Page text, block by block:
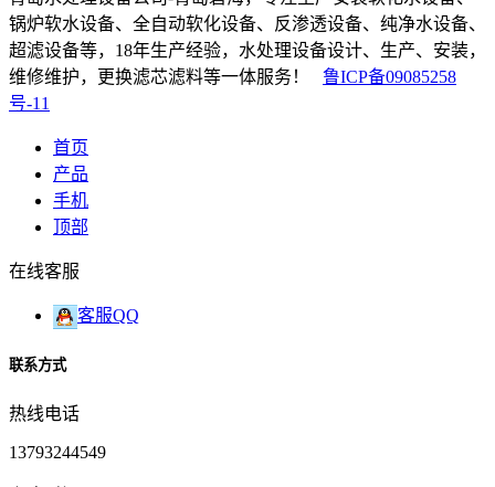
锅炉软水设备、全自动软化设备、反渗透设备、纯净水设备、
超滤设备等，18年生产经验，水处理设备设计、生产、安装，
维修维护，更换滤芯滤料等一体服务！ 鲁ICP备09085258
号-11
首页
产品
手机
顶部
在线客服
客服QQ
联系方式
热线电话
13793244549